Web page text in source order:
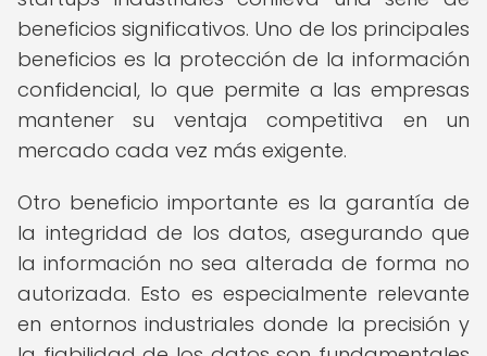
beneficios significativos. Uno de los principales
beneficios es la protección de la información
confidencial, lo que permite a las empresas
mantener su ventaja competitiva en un
mercado cada vez más exigente.
Otro beneficio importante es la garantía de
la integridad de los datos, asegurando que
la información no sea alterada de forma no
autorizada. Esto es especialmente relevante
en entornos industriales donde la precisión y